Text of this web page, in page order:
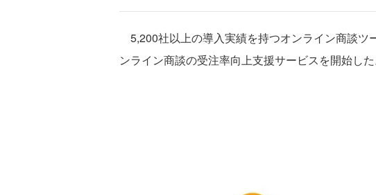
5,200社以上の導入実績を持つオンライン商談ツ
ンライン商談の受注率向上支援サービスを開始した